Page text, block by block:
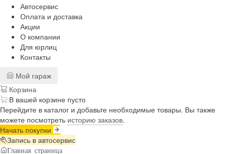
Автосервис
Оплата и доставка
Акции
О компании
Для юрлиц
Контакты
Мой гараж
Корзина
В вашей корзине пусто
Перейдите в каталог и добавьте необходимые товары. Вы также
можете посмотреть историю заказов.
Начать покупки
Запись в автосервис
Главная страница